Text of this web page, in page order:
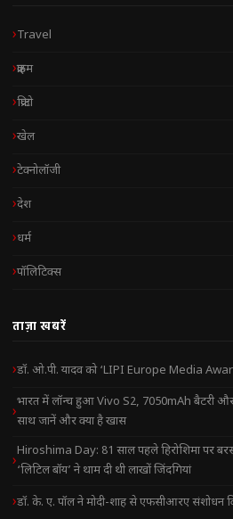
Travel
क्राइम
क्रिप्टो
खेल
टेक्नोलॉजी
देश
धर्म
पॉलिटिक्स
ताज़ा खबरें
डॉ. ओ.पी. यादव को ‘LIPI Europe Media
भारत में लॉन्च हुआ Vivo S2, 7050mAh बैटरी
साथ जानें और क्या है खास
Hiroshima Day: 81 साल पहले हिरोशिमा पर
‘लिटिल बॉय’ ने थाम दी थी लाखों जिंदगियां
डॉ. के. ए. पॉल ने मोदी-शाह से एफसीआरए संशोधन